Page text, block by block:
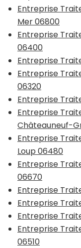
Entreprise
Mer 06800
Entreprise
06400
Entreprise
Entreprise
06320
Entreprise
Entreprise
Châteauneuf-
Entreprise
Loup 06480
Entreprise
06670
Entreprise
Entreprise
Entreprise
Entreprise
06510